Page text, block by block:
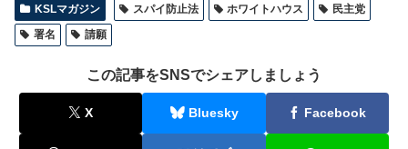
KSLマガジン スパイ防止法 ホワイトハウス
民主党
署名
請願
この記事をSNSでシェアしましょう
X Bluesky Facebook